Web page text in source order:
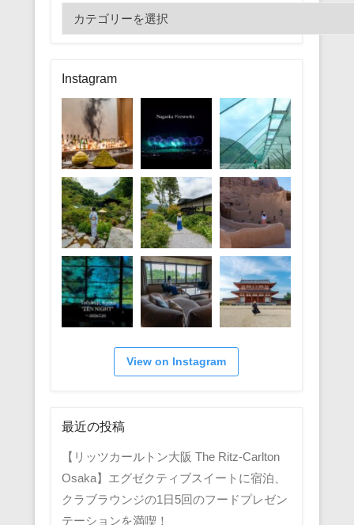
テ
リ
ー
Instagram
View on Instagram
最近の投稿
【リッツカールトン大阪 The Ritz-Carlton
Osaka】エグゼクティブスイートに宿泊、
クラブラウンジの1日5回のフードプレゼン
テーションを満喫！